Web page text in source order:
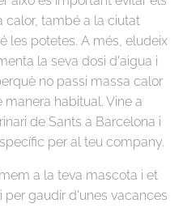
calor, també a la ciutat
les potetes. A més, eludeix
la seva dosi d'aigua i
no passi massa calor
habitual. Vine a
de Sants a Barcelona i
per al teu company.
a la teva mascota i et
gaudir d'unes vacances